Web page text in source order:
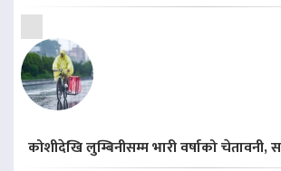
कोशीदेखि लुम्बिनीसम्म भारी वर्षाको चेतावनी,